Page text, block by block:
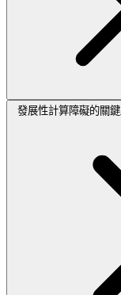
發展性計算障礙的關